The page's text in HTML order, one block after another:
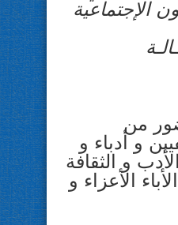
الإجتماعية
من
و أدباء و
و الثقافة
الأعزاء و